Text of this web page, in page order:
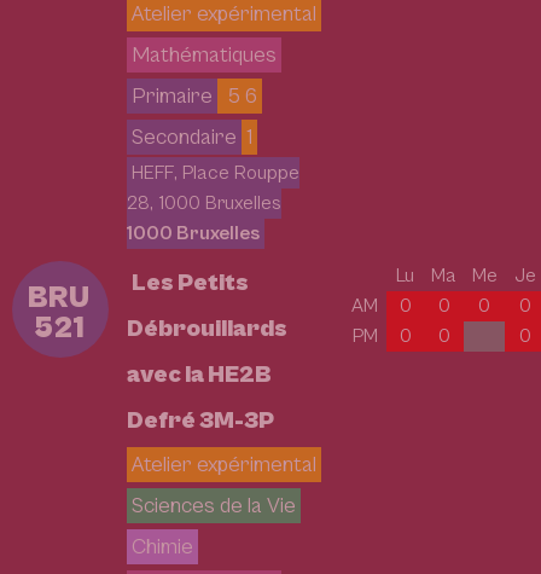
Atelier expérimental
Mathématiques
Primaire
5 6
Secondaire 1
HEFF, Place Rouppe
28, 1000 Bruxelles
1000 Bruxelles
BRU
521
Les Petits
Débrouillards
avec la HE2B
Defré 3M-3P
Atelier expérimental
Sciences de la Vie
Chimie
Lu Ma Me
Je
AM
0 0 0
0
PM
0 0 0